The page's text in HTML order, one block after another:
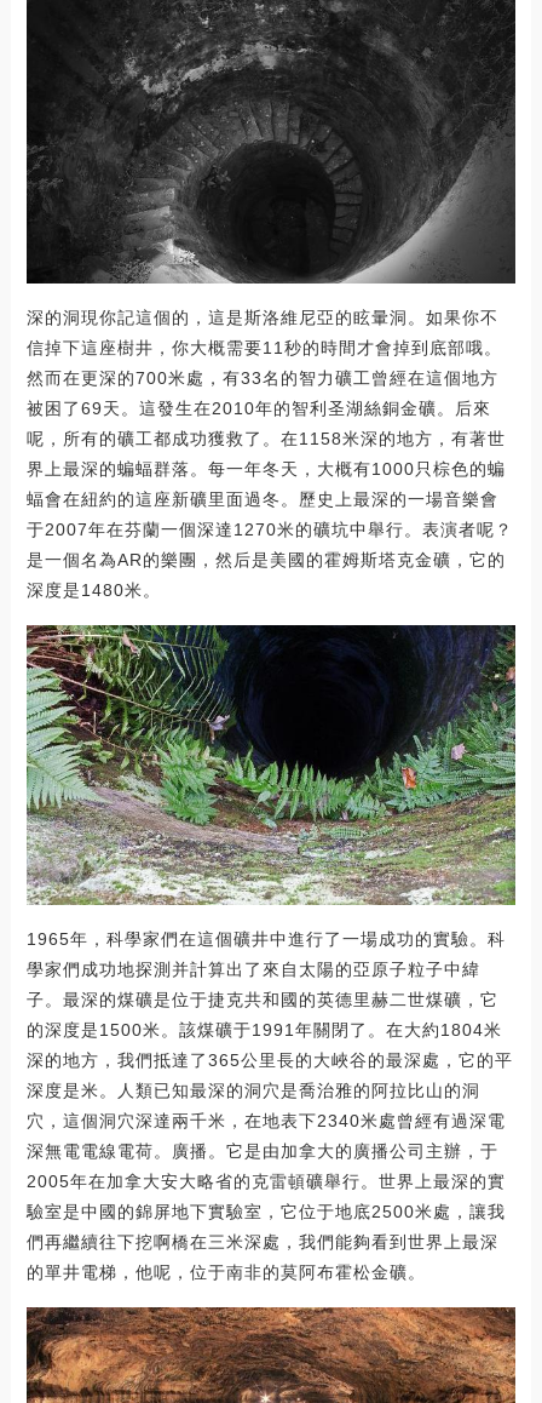
深的洞現你記這個的，這是斯洛維尼亞的眩暈洞。如果你不
信掉下這座樹井，你大概需要11秒的時間才會掉到底部哦。
然而在更深的700米處，有33名的智力礦工曾經在這個地方
被困了69天。這發生在2010年的智利圣湖絲銅金礦。后來
呢，所有的礦工都成功獲救了。在1158米深的地方，有著世
界上最深的蝙蝠群落。每一年冬天，大概有1000只棕色的蝙
蝠會在紐約的這座新礦里面過冬。歷史上最深的一場音樂會
于2007年在芬蘭一個深達1270米的礦坑中舉行。表演者呢？
是一個名為AR的樂團，然后是美國的霍姆斯塔克金礦，它的
深度是1480米。
1965年，科學家們在這個礦井中進行了一場成功的實驗。科
學家們成功地探測并計算出了來自太陽的亞原子粒子中緯
子。最深的煤礦是位于捷克共和國的英德里赫二世煤礦，它
的深度是1500米。該煤礦于1991年關閉了。在大約1804米
深的地方，我們抵達了365公里長的大峽谷的最深處，它的平
深度是米。人類已知最深的洞穴是喬治雅的阿拉比山的洞
穴，這個洞穴深達兩千米，在地表下2340米處曾經有過深電
深無電電線電荷。廣播。它是由加拿大的廣播公司主辦，于
2005年在加拿大安大略省的克雷頓礦舉行。世界上最深的實
驗室是中國的錦屏地下實驗室，它位于地底2500米處，讓我
們再繼續往下挖啊橋在三米深處，我們能夠看到世界上最深
的單井電梯，他呢，位于南非的莫阿布霍松金礦。